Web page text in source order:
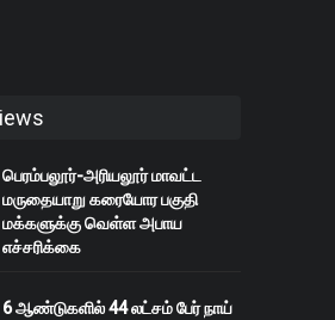
பெரம்பலூர்-அரியலூர் மாவட்ட
மருதையாறு கரையோர பகுதி
மக்களுக்கு வெள்ள அபாய
எச்சரிக்கை
6 ஆண்டுகளில் 44 லட்சம் பேர் நாய்